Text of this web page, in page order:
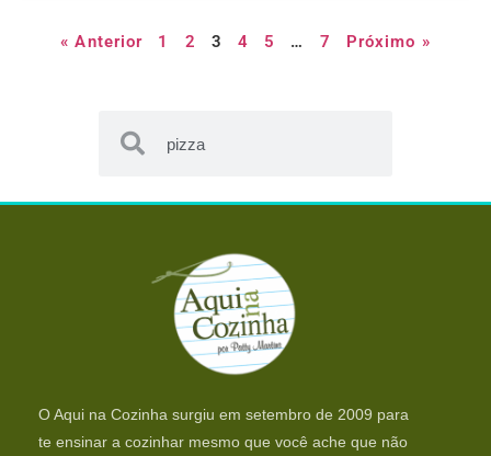
« Anterior 1 2 3 4 5 … 7 Próximo »
O Aqui na Cozinha surgiu em setembro de 2009 para
te ensinar a cozinhar mesmo que você ache que não